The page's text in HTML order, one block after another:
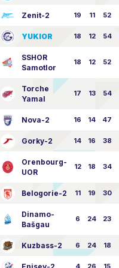
Nouvelles club
Zenit-2 19 11 52
YUKIOR 18 12 54
SSHOR
Samotlor
18 12 52
Torche
Yamal
17 13 54
Nova-2 16 14 47
Gorky-2 14 16 38
Orenbourg-
UOR
12 18 34
Belogorie-2 11 19 30
Dinamo-
Bašgau
6 24 23
Kuzbass-2 6 24 18
4 26 15